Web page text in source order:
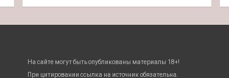
На сайте могут быть опубликованы материалы 18+!
При цитировании ссылка на источник обязательна.